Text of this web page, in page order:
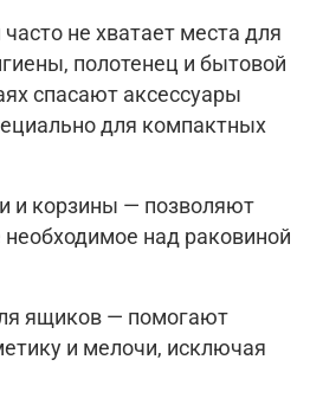
не хватает места для
полотенец и бытовой
спасают аксессуары
для компактных
и корзины — позволяют
необходимое над раковиной
ящиков — помогают
и мелочи, исключая